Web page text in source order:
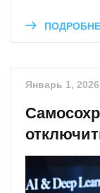
Январь 1, 2026